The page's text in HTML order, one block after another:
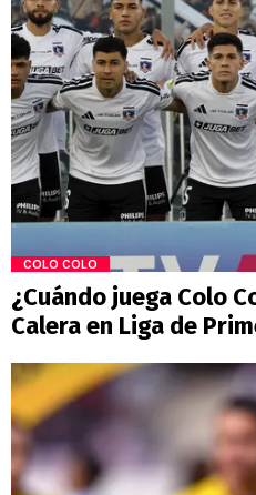
COLO COLO
¿Cuándo juega Colo
Calera en Liga de